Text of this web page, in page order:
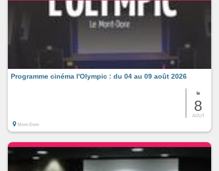
le
8
AOUT
Programme cinéma l'Olympic : du 04 au 09 août 2026
Mont-Dore